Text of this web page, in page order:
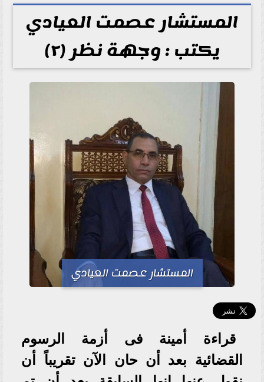
2025-07-14 12:49:43
المستشار عصمت العيادي
يكتب : وجهة نظر (٢)
المستشار عصمت العيادي
قراءة أمينة فى أزمة الرسوم
القضائية بعد أن حان الآن تقريباً أن